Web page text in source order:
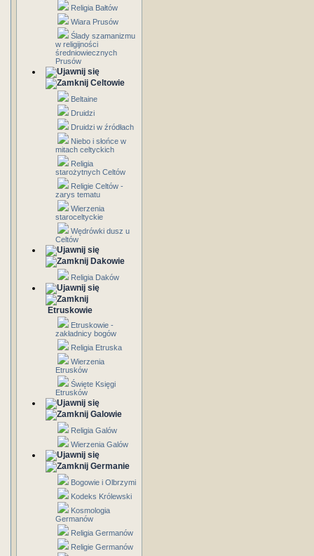
Religia Bałtów
Wiara Prusów
Ślady szamanizmu
w religijności
średniowiecznych
Prusów
Celtowie
Beltaine
Druidzi
Druidzi w źródłach
Niebo i słońce w
mitach celtyckich
Religia
starożytnych Celtów
Religie Celtów -
zarys tematu
Wierzenia
staroceltyckie
Wędrówki dusz u
Celtów
Dakowie
Religia Daków
Etruskowie
Etruskowie -
zakładnicy bogów
Religia Etruska
Wierzenia
Etrusków
Święte Księgi
Etrusków
Galowie
Religia Galów
Wierzenia Galów
Germanie
Bogowie i Olbrzymi
Kodeks Królewski
Kosmologia
Germanów
Religia Germanów
Religie Germanów